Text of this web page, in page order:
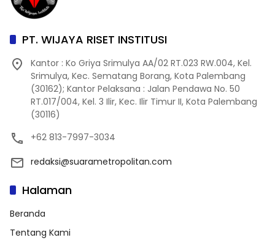
PT. WIJAYA RISET INSTITUSI
Kantor : Ko Griya Srimulya AA/02 RT.023 RW.004, Kel.
Srimulya, Kec. Sematang Borang, Kota Palembang
(30162); Kantor Pelaksana : Jalan Pendawa No. 50
RT.017/004, Kel. 3 Ilir, Kec. Ilir Timur II, Kota Palembang
(30116)
+62 813-7997-3034
redaksi@suarametropolitan.com
Halaman
Beranda
Tentang Kami